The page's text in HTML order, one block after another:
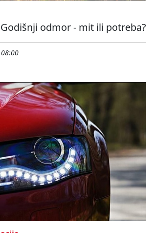
Godišnji odmor - mit ili potreba?